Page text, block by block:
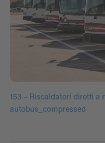
153 – Riscaldatori diretti a
autobus_compressed